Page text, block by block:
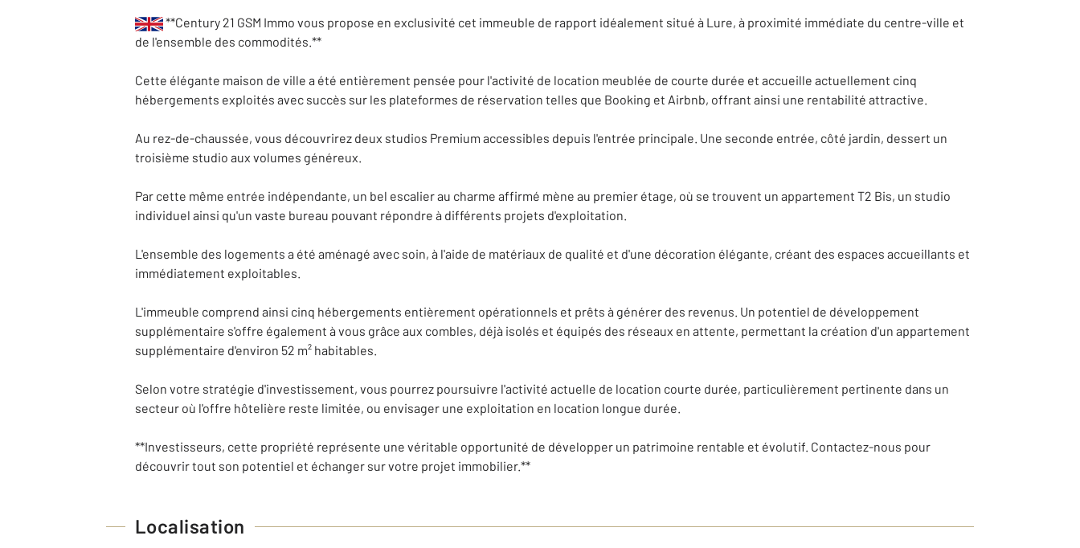
**Century 21 GSM Immo vous propose en exclusivité cet immeuble de rapport idéalement situé à Lure, à proximité immédiate du centre-ville et
de l'ensemble des commodités.**
Cette élégante maison de ville a été entièrement pensée pour l'activité de location meublée de courte durée et accueille actuellement cinq
hébergements exploités avec succès sur les plateformes de réservation telles que Booking et Airbnb, offrant ainsi une rentabilité attractive.
Au rez-de-chaussée, vous découvrirez deux studios Premium accessibles depuis l'entrée principale. Une seconde entrée, côté jardin, dessert un
troisième studio aux volumes généreux.
Par cette même entrée indépendante, un bel escalier au charme affirmé mène au premier étage, où se trouvent un appartement T2 Bis, un studio
individuel ainsi qu'un vaste bureau pouvant répondre à différents projets d'exploitation.
L'ensemble des logements a été aménagé avec soin, à l'aide de matériaux de qualité et d'une décoration élégante, créant des espaces accueillants et
immédiatement exploitables.
L'immeuble comprend ainsi cinq hébergements entièrement opérationnels et prêts à générer des revenus. Un potentiel de développement
supplémentaire s'offre également à vous grâce aux combles, déjà isolés et équipés des réseaux en attente, permettant la création d'un appartement
supplémentaire d'environ 52 m² habitables.
Selon votre stratégie d'investissement, vous pourrez poursuivre l'activité actuelle de location courte durée, particulièrement pertinente dans un
secteur où l'offre hôtelière reste limitée, ou envisager une exploitation en location longue durée.
**Investisseurs, cette propriété représente une véritable opportunité de développer un patrimoine rentable et évolutif. Contactez-nous pour
découvrir tout son potentiel et échanger sur votre projet immobilier.**
Localisation